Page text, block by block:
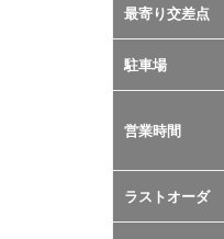
最寄り交差点
駐車場
営業時間
ラストオーダ